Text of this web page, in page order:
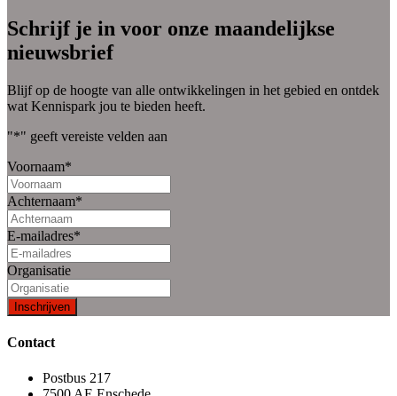
Schrijf je in voor onze maandelijkse
nieuwsbrief
Blijf op de hoogte van alle ontwikkelingen in het gebied en ontdek
wat Kennispark jou te bieden heeft.
"*" geeft vereiste velden aan
Voornaam*
Achternaam*
E-mailadres*
Organisatie
Contact
Postbus 217